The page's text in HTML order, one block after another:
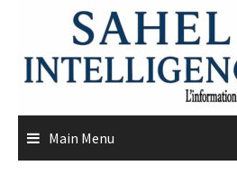
content
Main Menu